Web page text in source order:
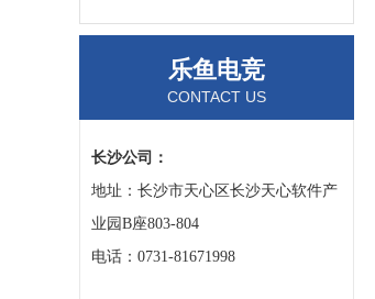
乐鱼电竞
CONTACT US
长沙公司：
地址：长沙市天心区长沙天心软件产
业园B座803-804
电话：0731-81671998